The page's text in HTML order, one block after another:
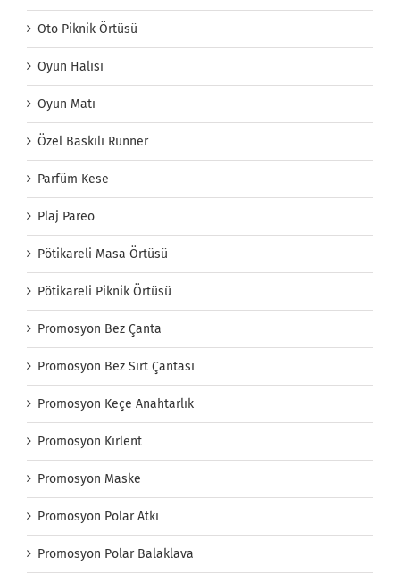
Oto Piknik Örtüsü
Oyun Halısı
Oyun Matı
Özel Baskılı Runner
Parfüm Kese
Plaj Pareo
Pötikareli Masa Örtüsü
Pötikareli Piknik Örtüsü
Promosyon Bez Çanta
Promosyon Bez Sırt Çantası
Promosyon Keçe Anahtarlık
Promosyon Kırlent
Promosyon Maske
Promosyon Polar Atkı
Promosyon Polar Balaklava